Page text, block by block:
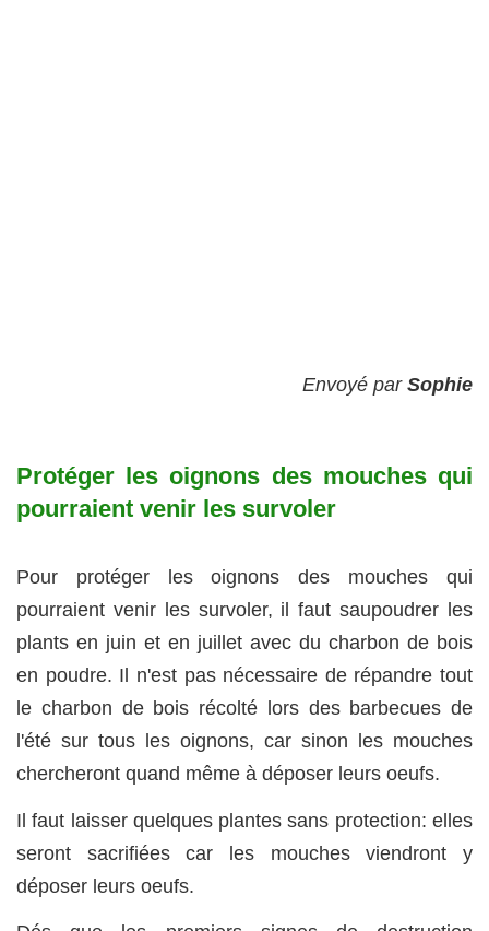
Envoyé par Sophie
Protéger les oignons des mouches qui
pourraient venir les survoler
Pour protéger les oignons des mouches qui
pourraient venir les survoler, il faut saupoudrer les
plants en juin et en juillet avec du charbon de bois
en poudre. Il n'est pas nécessaire de répandre tout
le charbon de bois récolté lors des barbecues de
l'été sur tous les oignons, car sinon les mouches
chercheront quand même à déposer leurs oeufs.
Il faut laisser quelques plantes sans protection: elles
seront sacrifiées car les mouches viendront y
déposer leurs oeufs.